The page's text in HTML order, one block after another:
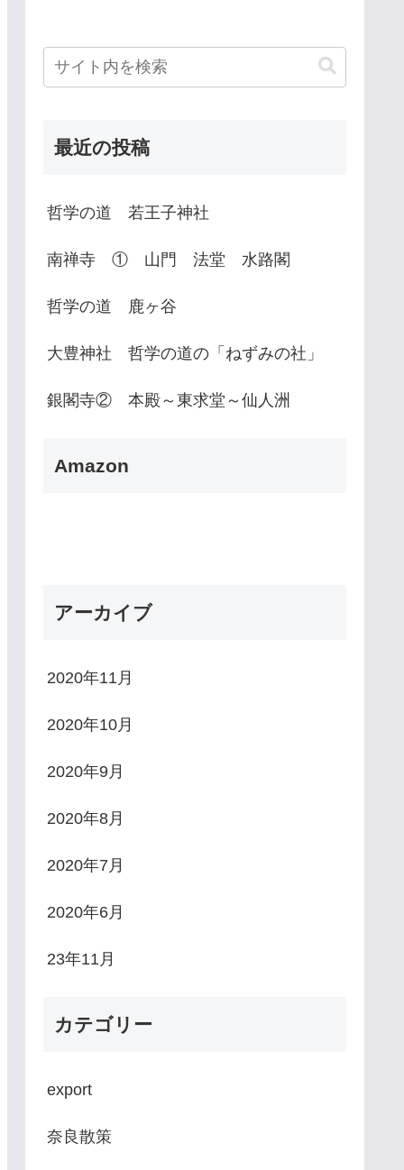
最近の投稿
哲学の道 若王子神社
南禅寺 ① 山門 法堂 水路閣
哲学の道 鹿ヶ谷
大豊神社 哲学の道の「ねずみの社」
銀閣寺② 本殿～東求堂～仙人洲
Amazon
アーカイブ
2020年11月
2020年10月
2020年9月
2020年8月
2020年7月
2020年6月
23年11月
カテゴリー
export
奈良散策